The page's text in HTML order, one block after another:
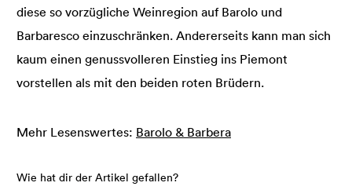
diese so vorzügliche Weinregion auf Barolo und
Barbaresco einzuschränken. Andererseits kann man sich
kaum einen genussvolleren Einstieg ins Piemont
vorstellen als mit den beiden roten Brüdern.
Mehr Lesenswertes: Barolo & Barbera
Wie hat dir der Artikel gefallen?